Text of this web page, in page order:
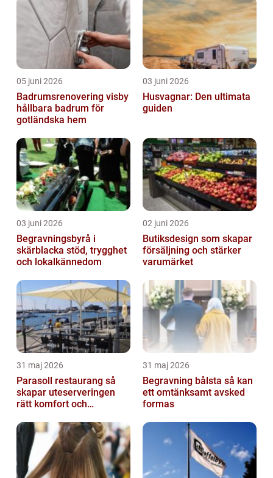
05 juni 2026
Badrumsrenovering visby
hållbara badrum för
gotländska hem
03 juni 2026
Husvagnar: Den ultimata
guiden
03 juni 2026
Begravningsbyrå i
skärblacka stöd, trygghet
och lokalkännedom
02 juni 2026
Butiksdesign som skapar
försäljning och stärker
varumärket
31 maj 2026
Parasoll restaurang så
skapar uteserveringen
rätt komfort och
31 maj 2026
Begravning bålsta så kan
ett omtänksamt avsked
formas